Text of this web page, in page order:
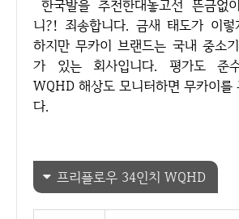
한국발을 추천한대놓고선 뜬금없이 중국 제품이라
니?! 죄송합니다. 금새 태도가 이렇
하지만 무카이 브랜드는 국내 중소
가 있는 회사입니다. 평가도 준
WQHD 해상도 모니터하면 무카이를
다.
프리플로우 34인치 WQHD